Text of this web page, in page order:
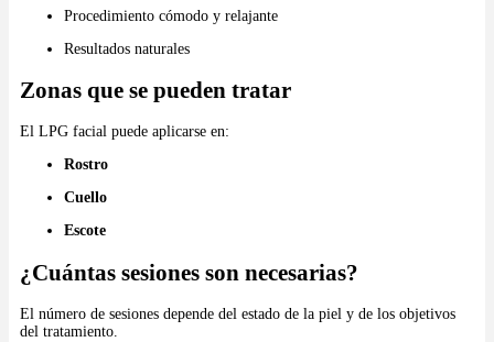
Procedimiento cómodo y relajante
Resultados naturales
Zonas que se pueden tratar
El LPG facial puede aplicarse en:
Rostro
Cuello
Escote
¿Cuántas sesiones son necesarias?
El número de sesiones depende del estado de la piel y de los objetivos
del tratamiento.